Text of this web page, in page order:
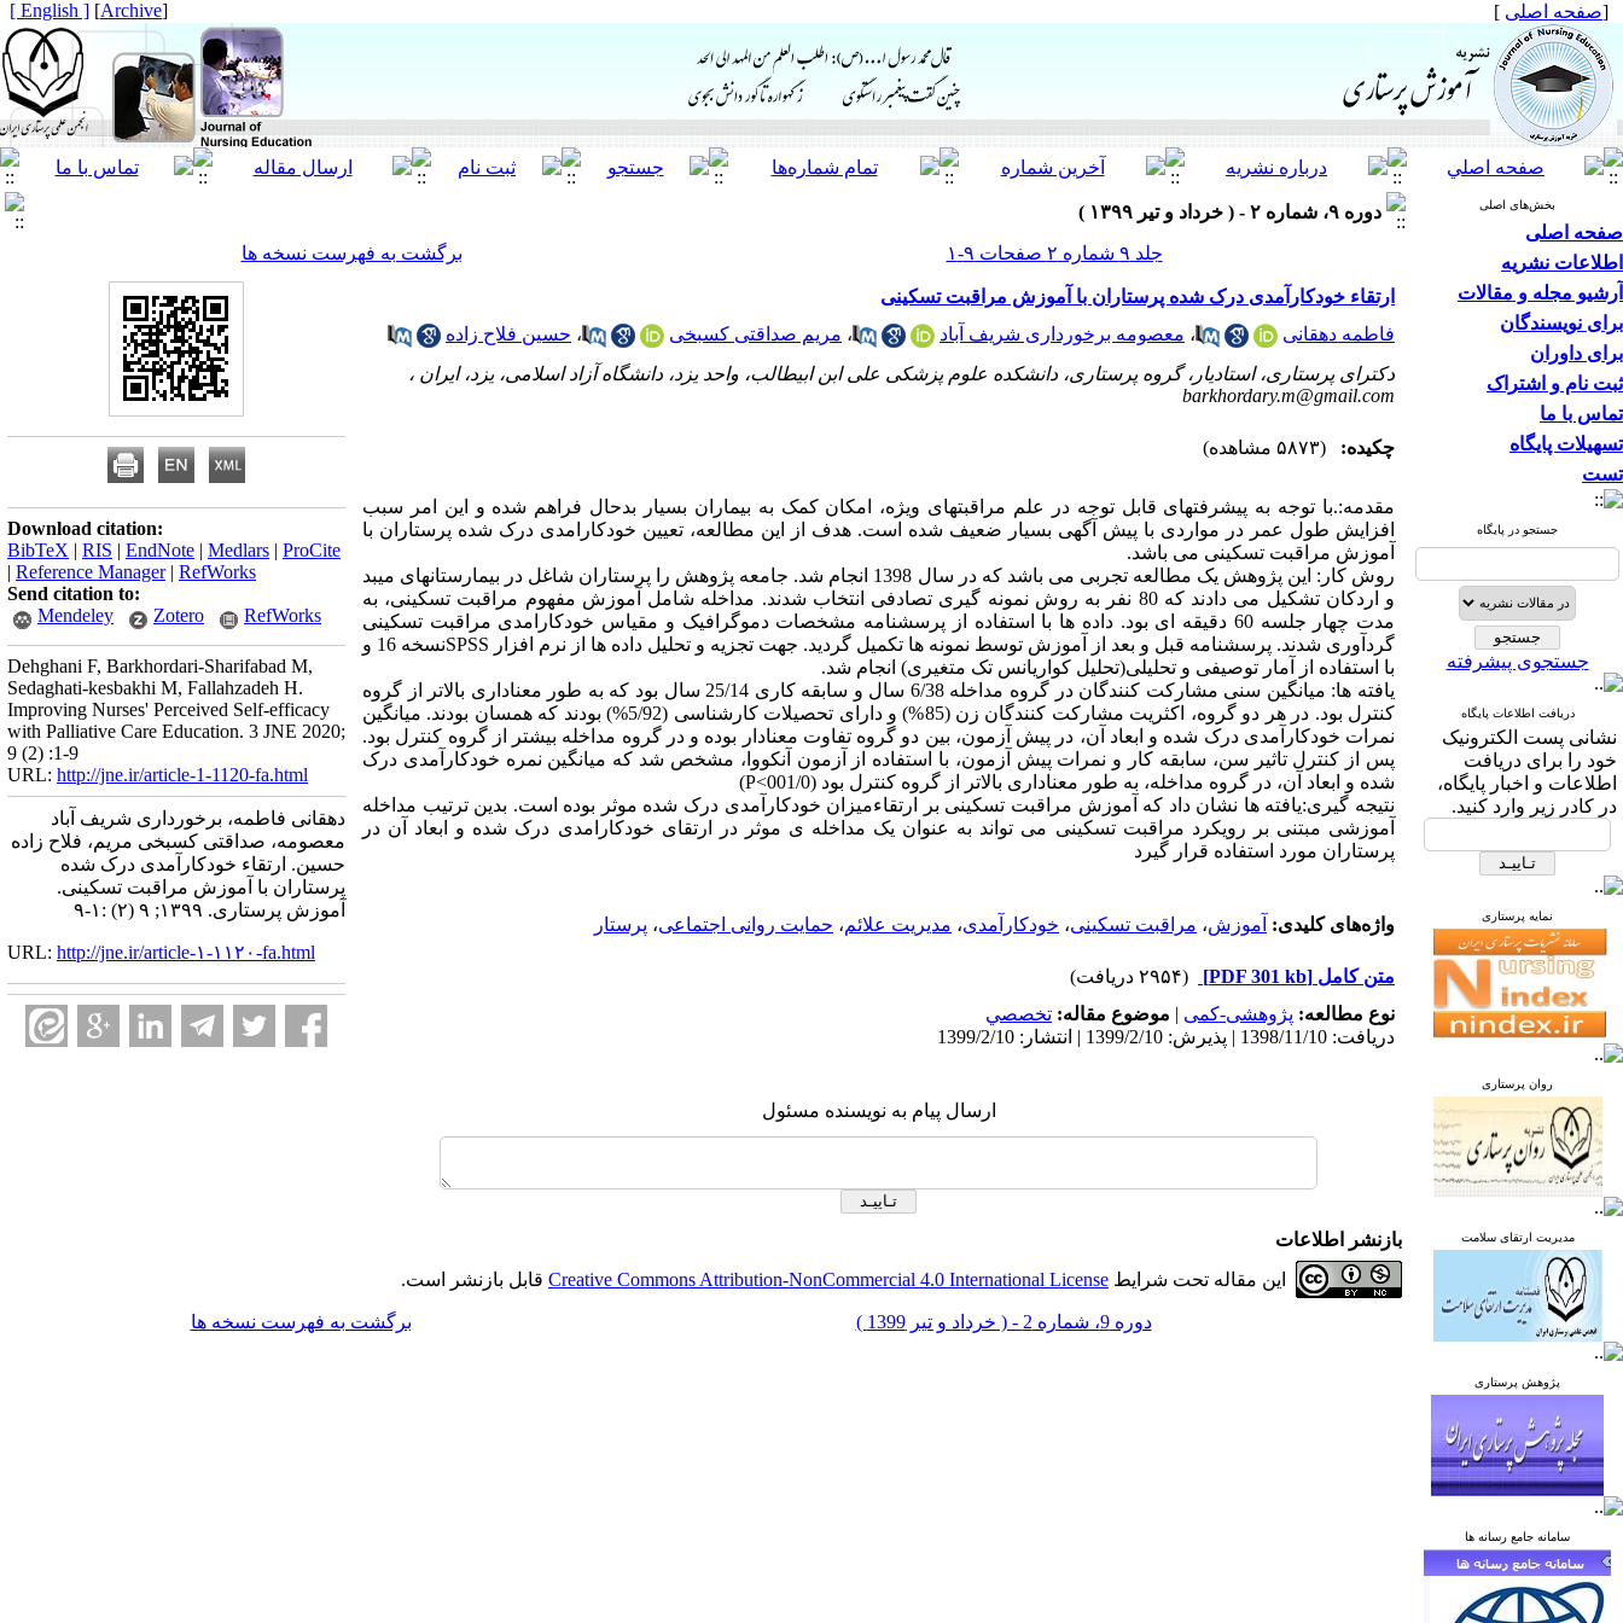
[صفحه اصلی ]
[
Archive
]
[ English ]
بخش‌های اصلی
صفحه اصلی
اطلاعات نشریه
آرشیو مجله و مقالات
برای نویسندگان
برای داوران
ثبت نام و اشتراک
تماس با ما
تسهیلات پایگاه
تست
جستجو در پایگاه
جستجوی پیشرفته
دریافت اطلاعات پایگاه
نشانی پست الکترونیک
خود را برای دریافت
اطلاعات و اخبار پایگاه،
در کادر زیر وارد کنید.
نمایه پرستاری
روان پرستاری
مدیریت ارتقای سلامت
پژوهش پرستاری
سامانه جامع رسانه ها
دوره ۹، شماره ۲ - ( خرداد و تیر ۱۳۹۹ )
جلد ۹ شماره ۲ صفحات ۹-۱
برگشت به فهرست نسخه ها
ارتقاء خودکارآمدی درک شده پرستاران با آموزش مراقبت تسکینی
فاطمه دهقانی
، معصومه برخورداری شریف آباد ، مریم صداقتی کسبخی ، حسین فلاح زاده
دکترای پرستاری، استادیار، گروه پرستاری، دانشکده علوم پزشکی علی ابن ابیطالب، واحد یزد، دانشگاه آزاد اسلامی، یزد، ایران ،
barkhordary.m@gmail.com
چکیده: (۵۸۷۳ مشاهده)
مقدمه:.با توجه به پیشرفت‎های قابل توجه در علم مراقبتهای ویژه، امکان کمک به بیماران بسیار بدحال فراهم شده و این امر سبب
افزایش طول عمر در مواردی با پیش آگهی بسیار ضعیف شده است. هدف از این مطالعه، تعیین خودکارامدی درک شده پرستاران با
آموزش مراقبت تسکینی می باشد.
روش کار: این پژوهش یک مطالعه تجربی می باشد که در سال 1398 انجام شد. جامعه پژوهش را پرستاران شاغل در بیمارستانهای میبد
و اردکان تشکیل می دادند که 80 نفر به روش نمونه گیری تصادفی انتخاب شدند. مداخله شامل آموزش مفهوم مراقبت تسکینی، به
مدت چهار جلسه 60 دقیقه ای بود. داده ها با استفاده از پرسشنامه مشخصات دموگرافیک و مقیاس خودکارامدی مراقبت تسکینی
گردآوری شدند. پرسشنامه قبل و بعد از آموزش توسط نمونه ها تکمیل گردید. جهت تجزیه و تحلیل داده ها از نرم افزار SPSSنسخه 16 و
با استفاده از آمار توصیفی و تحلیلی(تحلیل کواریانس تک متغیری) انجام شد.
یافته ها: میانگین سنی مشارکت کنندگان در گروه مداخله 6/38 سال و سابقه کاری 25/14 سال بود که به طور معناداری بالاتر از گروه
کنترل بود. در هر دو گروه، اکثریت مشارکت کنندگان زن (85%) و دارای تحصیلات کارشناسی (5/92%) بودند که همسان بودند. میانگین
نمرات خودکارآمدی درک شده و ابعاد آن، در پیش آزمون، بین دو گروه تفاوت معنادار بوده و در گروه مداخله بیشتر از گروه کنترل بود.
پس از کنترل تاثیر سن، سابقه کار و نمرات پیش آزمون، با استفاده از آزمون آنکووا، مشخص شد که میانگین نمره خودکارآمدی درک
شده و ابعاد آن، در گروه مداخله، به طور معناداری بالاتر از گروه کنترل بود (001/0>P)
نتیجه گیری:یافته ها نشان داد که آموزش مراقبت تسکینی بر ارتقاءمیزان خودکارآمدی درک شده موثر بوده است. بدین ترتیب مداخله
آموزشی مبتنی بر رویکرد مراقبت تسکینی می تواند به عنوان یک مداخله ی موثر در ارتقای خودکارامدی درک شده و ابعاد آن در
پرستاران مورد استفاده قرار گیرد
واژه‌های کلیدی: آموزش، مراقبت تسکینی، خودکارآمدی، مدیریت علائم، حمایت روانی اجتماعی، پرستار
متن کامل [PDF 301 kb]
(۲۹۵۴ دریافت)
نوع مطالعه: پژوهشی-کمی | موضوع مقاله: تخصصي
دریافت: 1398/11/10 | پذیرش: 1399/2/10 | انتشار: 1399/2/10
ارسال پیام به نویسنده مسئول
Download citation:
BibTeX | RIS | EndNote | Medlars | ProCite
| Reference Manager| RefWorks
Send citation to:
Mendeley
Zotero RefWorks
Dehghani F, Barkhordari-Sharifabad M,
Sedaghati-kesbakhi M, Fallahzadeh H.
Improving Nurses' Perceived Self-efficacy
with Palliative Care Education. 3 JNE 2020;
9 (2) :1-9
URL: http://jne.ir/article-1-1120-fa.html
دهقانی فاطمه، برخورداری شریف آباد
معصومه، صداقتی کسبخی مریم، فلاح زاده
حسین. ارتقاء خودکارآمدی درک شده
پرستاران با آموزش مراقبت تسکینی.
آموزش پرستاری. ۱۳۹۹; ۹ (۲) :۱-۹
URL: http://jne.ir/article-۱-۱۱۲۰-fa.html
بازنشر اطلاعات
این مقاله تحت شرایط Creative Commons Attribution-NonCommercial 4.0 International License قابل بازنشر است.
دوره 9، شماره 2 - ( خرداد و تیر 1399 ) برگشت به فهرست نسخه ها